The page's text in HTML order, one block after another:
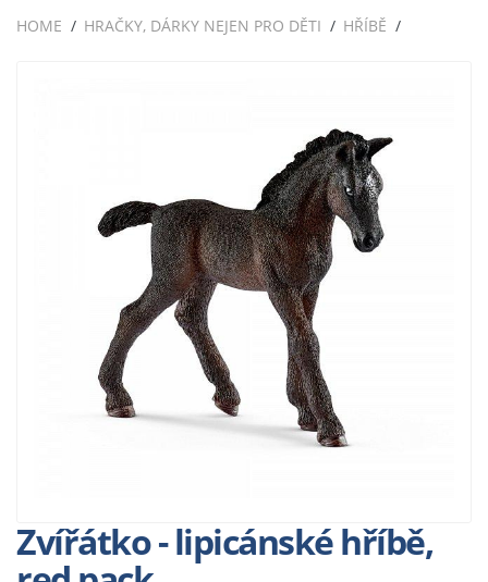
HOME HRAČKY, DÁRKY NEJEN PRO DĚTI HŘÍBĚ
Zvířátko - lipicánské hříbě,